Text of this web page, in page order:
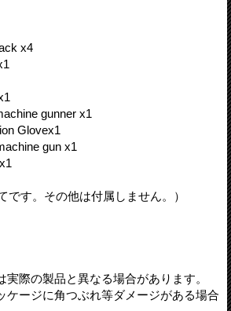
x4
gunner x1
Glovex1
gun x1
です。その他は付属しません。）
際の製品と異なる場合があります。
ージに角つぶれ等ダメージがある場合